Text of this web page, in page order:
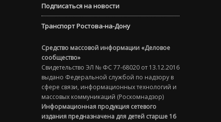
Подписаться на новости
Транспорт Ростова-на-Дону
Средство массовой информации «Деловое
сообщество»
Свидетельство ЭЛ № ФС 77-68020 от 13.12.2016
выдано Федеральной службой по надзору в
сфере связи, информационных технологий и
массовых коммуникаций (Роскомнадзор)
Информационная продукция сетевого
издания предназначена для детей старше 16